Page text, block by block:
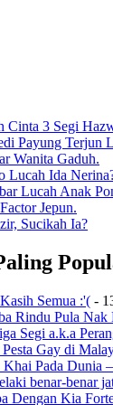
Cinta 3 Segi
Payung Terjun
Wanita Gaduh.
Lucah Ida
Lucah Anak
Jepun.
Sucikah Ia?
Semua :'( -
Rindu Pula
Segi a.k.a
Gay di
Khai Pada Dunia
benar-benar
Dengan Kia